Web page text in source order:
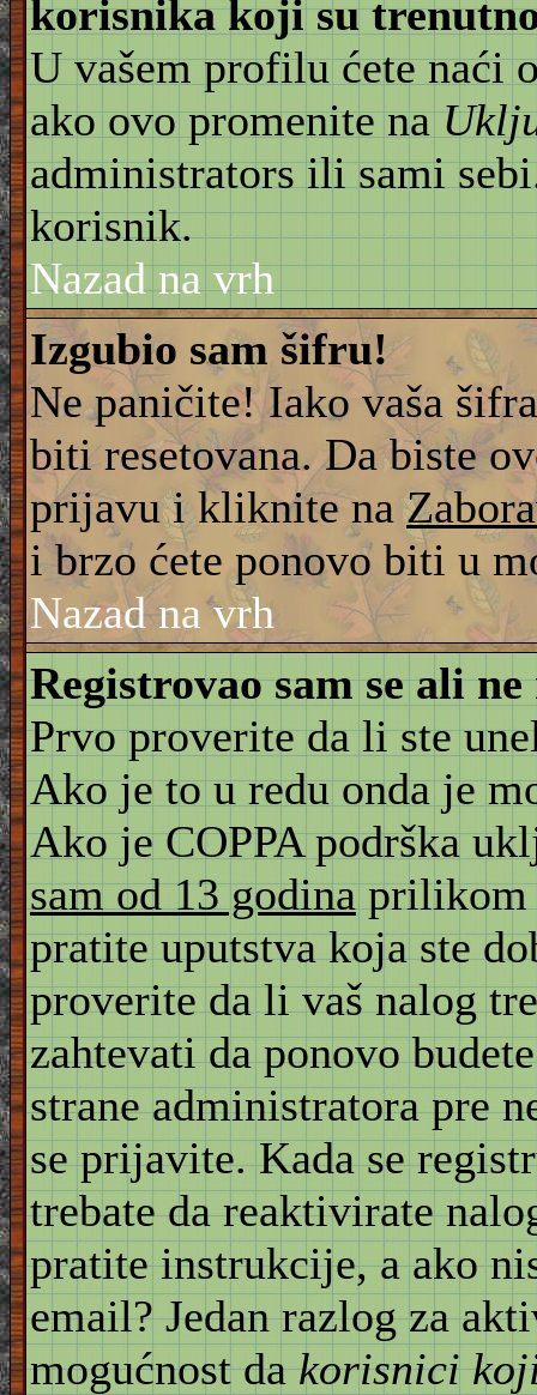
korisnika koji su
U vašem profilu ćete naći
ako ovo promenite na
administrators ili sami
korisnik.
Nazad na vrh
Izgubio sam šifru!
Ne paničite! Iako vaša
biti resetovana. Da biste
prijavu i kliknite na
i brzo ćete ponovo biti u
Nazad na vrh
Registrovao sam se ali
Prvo proverite da li ste
Ako je to u redu onda je
Ako je COPPA podrška
sam od 13 godinaprilikom
pratite uputstva koja ste
proverite da li vaš nalog
zahtevati da ponovo
strane administratora pre
se prijavite. Kada se
trebate da reaktivirate
pratite instrukcije, a ako
email? Jedan razlog za
mogućnost dakorisnici